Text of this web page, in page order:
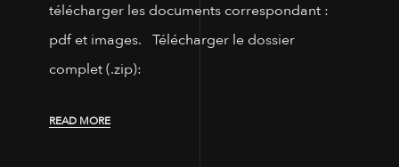
télécharger les documents correspondant :
pdf et images. Télécharger le dossier
complet (.zip):
READ MORE